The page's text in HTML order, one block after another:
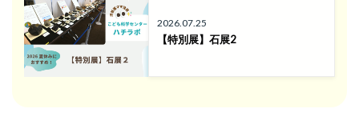
2026.07.25
【特別展】石展2